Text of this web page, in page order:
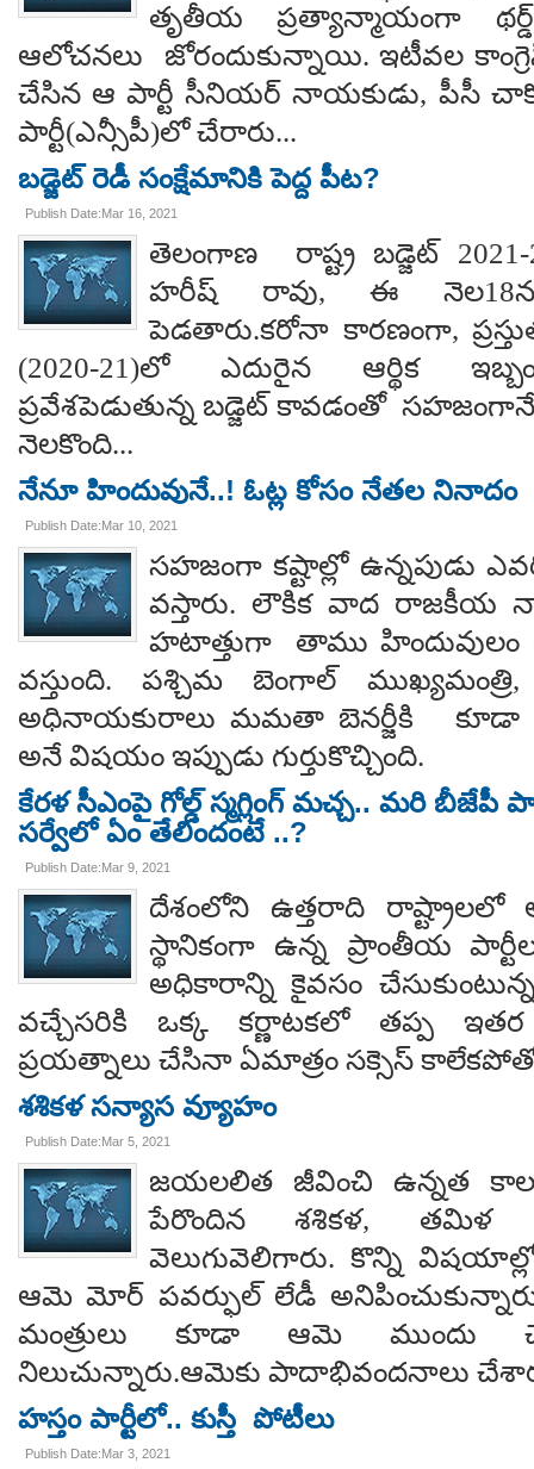
తృతీయ ప్రత్యాన్మాయంగా
ఆలోచనలు జోరందుకున్నాయి. ఇటీవల
చేసిన ఆ పార్టీ సీనియర్ నాయకుడు, పీసీ చాకో,
పార్టీ(ఎన్సీపీ)లో చేరారు...
బడ్జెట్ రెడీ సంక్షేమానికి పెద్ద పీట?
Publish Date:Mar 16, 2021
తెలంగాణ రాష్ట్ర బడ్జెట్ 2021-
హరీష్ రావు, ఈ
పెడతారు.కరోనా కారణంగా,
(2020-21)లో ఎదురైన ఆర్థిక
ప్రవేశపెడుతున్న బడ్జెట్ కావడంతో
నెలకొంది...
నేనూ హిందువునే..! ఓట్ల కోసం నేతల నినాదం
Publish Date:Mar 10, 2021
​సహజంగా కష్టాల్లో ఉన్నపుడు
వస్తారు. లౌకిక వాద రాజకీయ
హటాత్తుగా తాము హిందువులం
వస్తుంది. పశ్చిమ బెంగాల్
అధినాయకురాలు మమతా బెనర్జీకి కూడా
అనే విషయం ఇప్పుడు గుర్తుకొచ్చింది.
కేరళ సీఎంపై గోల్డ్ స్మగ్లింగ్ మచ్చ.. మరి
సర్వేలో ఏం తేలిందంటే ..?
Publish Date:Mar 9, 2021
దేశంలోని ఉత్తరాది రాష్ట్రాలలో
స్థానికంగా ఉన్న ప్రాంతీయ
అధికారాన్ని కైవసం
వచ్చేసరికి ఒక్క కర్ణాటకలో తప్ప
ప్రయత్నాలు చేసినా ఏమాత్రం సక్సెస్
శశికళ సన్యాస వ్యూహం
Publish Date:Mar 5, 2021
జయలలిత జీవించి ఉన్నత
పేరొందిన శశికళ,
వెలుగువెలిగారు. కొన్ని
ఆమె మోర్ పవర్ఫుల్ లేడీ
మంత్రులు కూడా ఆమె ముందు
నిలుచున్నారు.ఆమెకు పాదాభివందనాలు
హస్తం పార్టీలో.. కుస్తీ పోటీలు
Publish Date:Mar 3, 2021